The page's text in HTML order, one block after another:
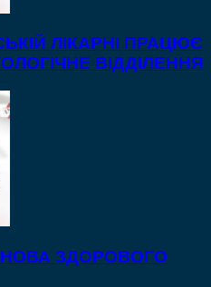
ЛІКАРНІ ПРАЦЮЄ
ВІДДІЛЕННЯ
ЗДОРОВОГО